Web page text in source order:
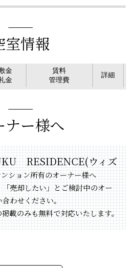
室情報
金
金
賃料
管理費
詳細
ナー様へ
RESIDENCE(ウィズ
ション所有のオーナー様へ
「売却したい」とご検討中のオー
わせください。
載のみも無料で対応いたします。